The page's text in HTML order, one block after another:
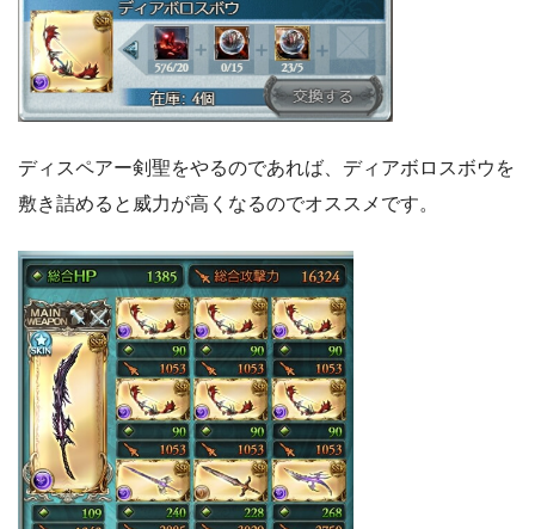
ディスペアー剣聖をやるのであれば、ディアボロスボウを
敷き詰めると威力が高くなるのでオススメです。